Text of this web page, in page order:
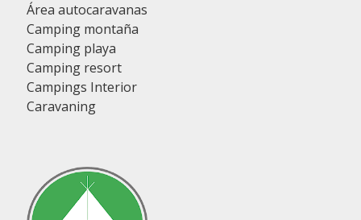
Área autocaravanas
Camping montaña
Camping playa
Camping resort
Campings Interior
Caravaning